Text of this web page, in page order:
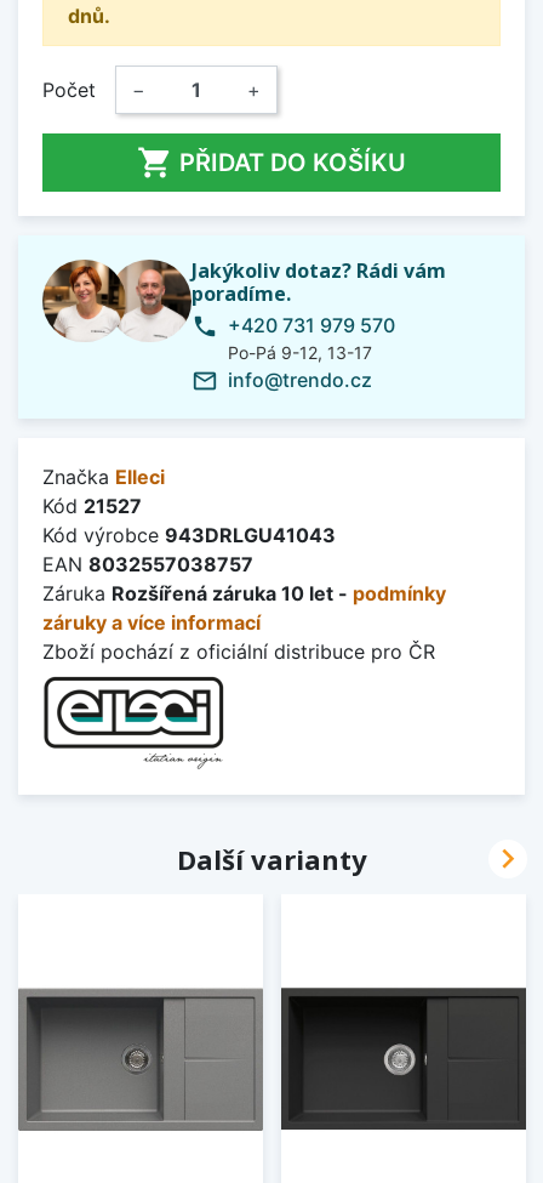
dnů.
Počet − +
 PŘIDAT DO KOŠÍKU
Jakýkoliv dotaz? Rádi vám
poradíme.
phone +420 731 979 570
Po-Pá 9-12, 13-17
mail_outline info@trendo.cz
Značka Elleci
Kód 21527
Kód výrobce 943DRLGU41043
EAN 8032557038757
Záruka Rozšířená záruka 10 let - podmínky
záruky a více informací
Zboží pochází z oficiální distribuce pro ČR
Další varianty 